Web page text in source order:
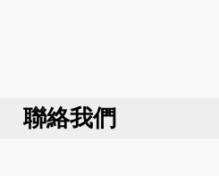
聯絡我們